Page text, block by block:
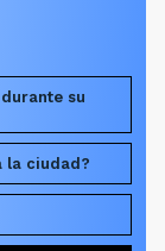
su
la ciudad?